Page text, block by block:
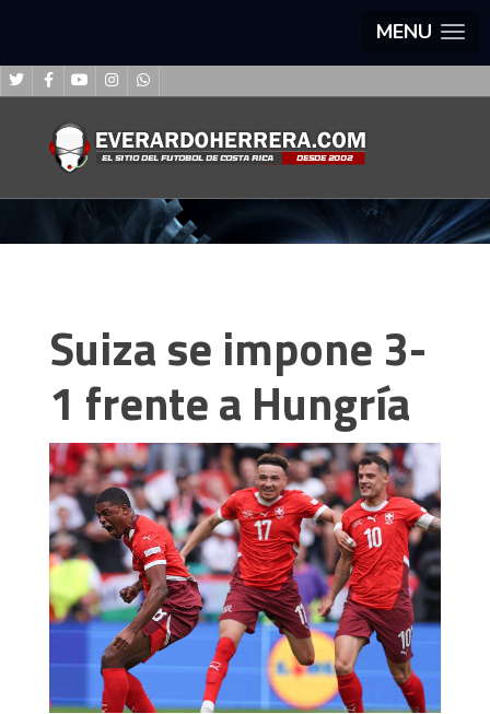
MENU
Suiza se impone 3-
1 frente a Hungría